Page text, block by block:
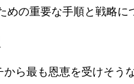
めの重要な手順と戦略に
ら最も恩恵を受けそう